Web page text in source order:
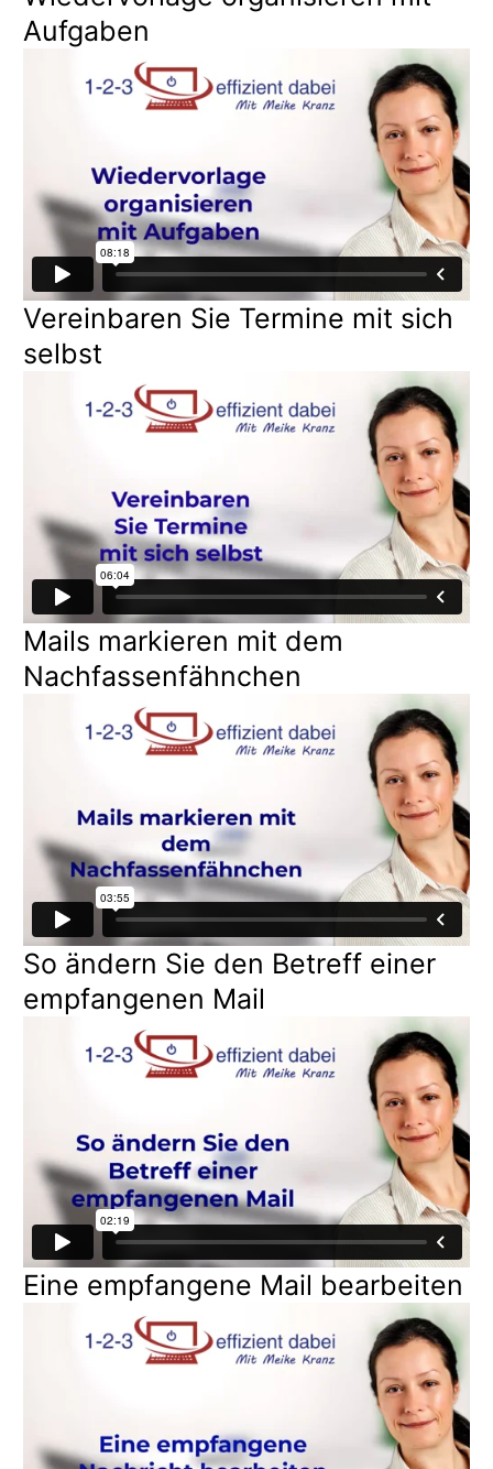
Aufgaben
Vereinbaren Sie Termine mit sich
selbst
Mails markieren mit dem
Nachfassenfähnchen
So ändern Sie den Betreff einer
empfangenen Mail
Eine empfangene Mail bearbeiten